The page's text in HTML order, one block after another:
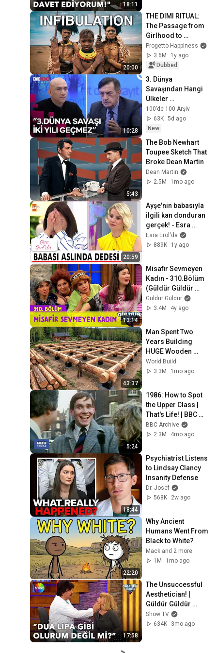
18:11
20:00
THE DIMI RITUAL:
The Passage from
Girlhood to
Womanhood in the
Dassanech Tribe
🇪🇹
Progetto Happiness
3.6M
1y ago
Dubbed
10:28
3. Dünya
Savaşından Hangi
Ülkeler
Etkilenecek? | Kayıt
Dışı
100’de 100 Arşiv
63K 5d ago
New
5:43
The Bob Newhart
Toupee Sketch That
Broke Dean Martin
Dean Martin
2.5M
1mo ago
20:59
Ayşe'nin babasıyla
ilgili kan donduran
gerçek! - Esra
Erol'da
Esra Erol'da
889K
1y ago
13:14
Misafir Sevmeyen
Kadın - 310.Bölüm
(Güldür Güldür
Show)
Güldür Güldür
3.4M
4y ago
43:37
Man Spent Two
Years Building
HUGE Wooden
House for his
Family | Start to
World Build
3.3M
1mo ago
5:24
1986: How to Spot
the Upper Class |
That's Life! | BBC
Archive
BBC Archive
2.3M
4mo ago
18:44
Psychiatrist Listens
to Lindsay Clancy
Insanity Defense
Dr. Josef
568K
2w ago
22:20
Why Ancient
Humans Went From
Black to White?
Mack and 2 more
1M
1mo ago
17:58
The Unsuccessful
Aesthetician! |
Güldür Güldür
Episode 434
Show TV
634K
3mo ago